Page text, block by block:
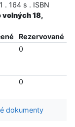
. 164 s . ISBN
volných 18,
Rezervované
0
0
dokumenty